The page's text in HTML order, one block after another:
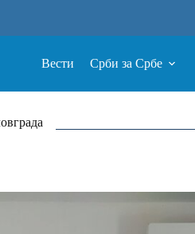
Вести Срби за Србе